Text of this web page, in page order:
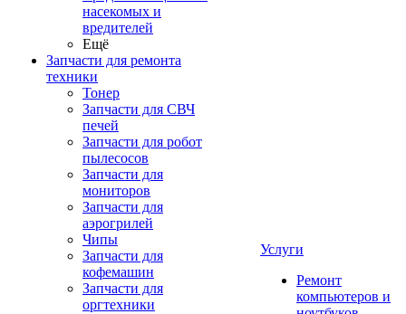
насекомых и
вредителей
Ещё
Запчасти для ремонта
техники
Тонер
Запчасти для СВЧ
печей
Запчасти для робот
пылесосов
Запчасти для
мониторов
Запчасти для
аэрогрилей
Чипы
Запчасти для
кофемашин
Запчасти для
оргтехники
Услуги
Ремонт
компьютеров и